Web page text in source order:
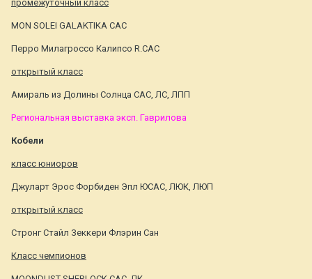
промежуточный класс
MON SOLEI GALAKTIKA САС
Перро Милагроссо Калипсо R.CAC
открытый класс
Амираль из Долины Солнца САС, ЛС, ЛПП
Региональная выставка эксп. Гаврилова
Кобели
класс юниоров
Джуларт Эрос Форбиден Эпл ЮСАС, ЛЮК, ЛЮП
открытый класс
Стронг Стайл Зеккери Флэрин Сан
Класс чемпионов